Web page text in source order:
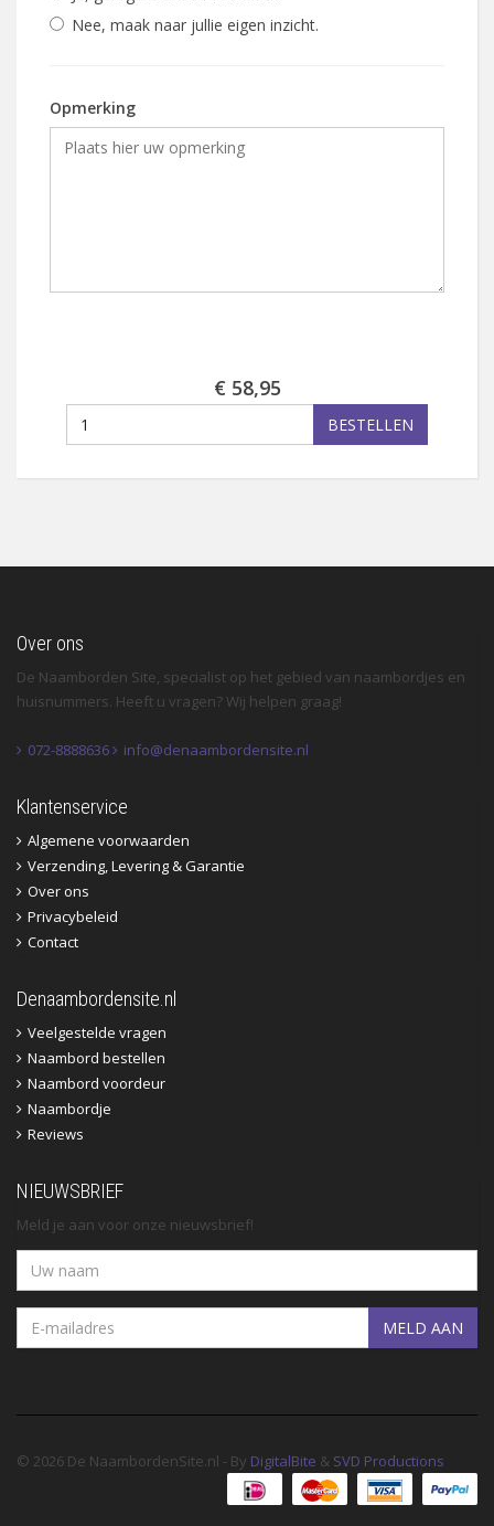
Nee, maak naar jullie eigen inzicht.
Opmerking
€ 58,95
BESTELLEN
Over ons
De Naamborden Site, specialist op het gebied van naambordjes en
huisnummers. Heeft u vragen? Wij helpen graag!
072-8888636 info@denaambordensite.nl
Klantenservice
Algemene voorwaarden
Verzending, Levering & Garantie
Over ons
Privacybeleid
Contact
Denaambordensite.nl
Veelgestelde vragen
Naambord bestellen
Naambord voordeur
Naambordje
Reviews
NIEUWSBRIEF
Meld je aan voor onze nieuwsbrief!
MELD AAN
© 2026 De NaambordenSite.nl - By DigitalBite & SVD Productions